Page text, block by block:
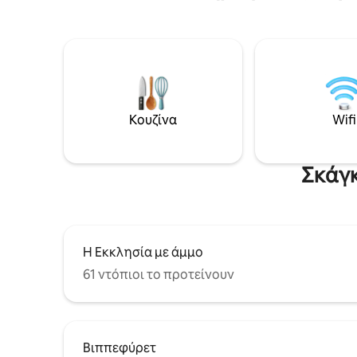
θάλασσα
Κουζίνα Wifi
Η Εκκλησία με άμμο
61 ντόπιοι το προτείνουν
Βιππεφύρετ